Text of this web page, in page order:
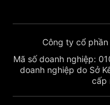
Công ty cổ
Mã số doanh nghiệp:
doanh nghiệp do Sở
cấp